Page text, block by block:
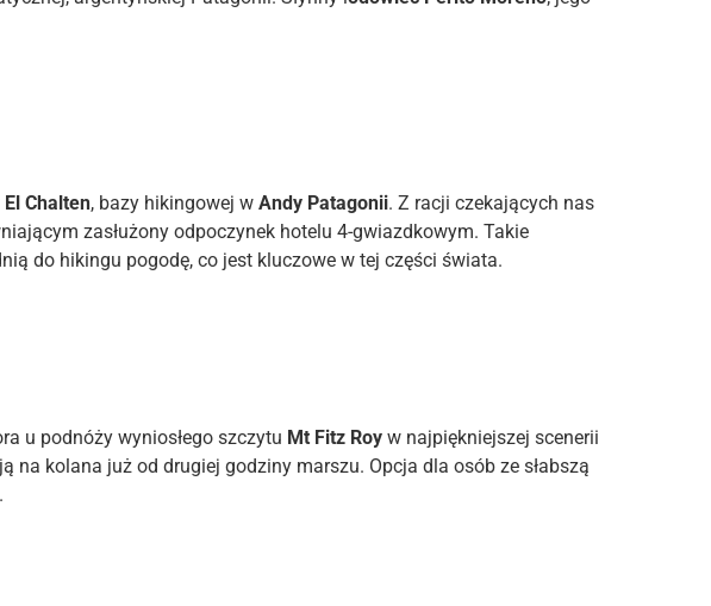
El Chalten, bazy hikingowej wAndy Patagonii. Z racji czekających nas
zasłużony odpoczynek hotelu 4-gwiazdkowym. Takie
do hikingu pogodę, co jest kluczowe w tej części świata.
u podnóży wyniosłego szczytu Mt Fitz Roy w najpiękniejszej scenerii
kolana już od drugiej godziny marszu. Opcja dla osób ze słabszą